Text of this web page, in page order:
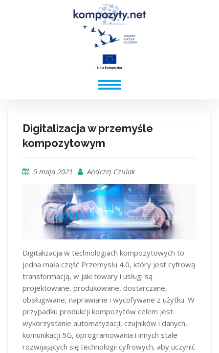
Digitalizacja w przemyśle
kompozytowym
5 maja 2021 Andrzej Czulak
Digitalizacja w technologiach kompozytowych to
jedna mała część Przemysłu 4.0, który jest cyfrową
transformacją, w jaki towary i usługi są
projektowane, produkowane, dostarczane,
obsługiwane, naprawiane i wycofywane z użytku. W
przypadku produkcji kompozytów celem jest
wykorzystanie automatyzacji, czujników i danych,
komunikacji 5G, oprogramowania i innych stale
rozwijających się technologii cyfrowych, aby uczynić